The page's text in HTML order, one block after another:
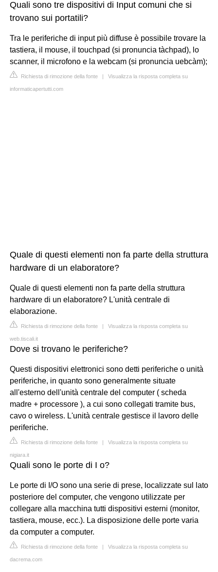
Quali sono tre dispositivi di Input comuni che si
trovano sui portatili?
Tra le periferiche di input più diffuse è possibile trovare la
tastiera, il mouse, il touchpad (si pronuncia tàchpad), lo
scanner, il microfono e la webcam (si pronuncia uebcàm);
Richiesta di rimozione della fonte | Visualizza la risposta completa su
informaticapertutti.com
Quale di questi elementi non fa parte della struttura
hardware di un elaboratore?
Quale di questi elementi non fa parte della struttura
hardware di un elaboratore? L'unità centrale di
elaborazione.
Richiesta di rimozione della fonte | Visualizza la risposta completa su
web.tiscali.it
Dove si trovano le periferiche?
Questi dispositivi elettronici sono detti periferiche o unità
periferiche, in quanto sono generalmente situate
all'esterno dell'unità centrale del computer ( scheda
madre + processore ), a cui sono collegati tramite bus,
cavo o wireless. L'unità centrale gestisce il lavoro delle
periferiche.
Richiesta di rimozione della fonte | Visualizza la risposta completa su
nigiara.it
Quali sono le porte di I o?
Le porte di I/O sono una serie di prese, localizzate sul lato
posteriore del computer, che vengono utilizzate per
collegare alla macchina tutti dispositivi esterni (monitor,
tastiera, mouse, ecc.). La disposizione delle porte varia
da computer a computer.
Richiesta di rimozione della fonte | Visualizza la risposta completa su
dacrema.com